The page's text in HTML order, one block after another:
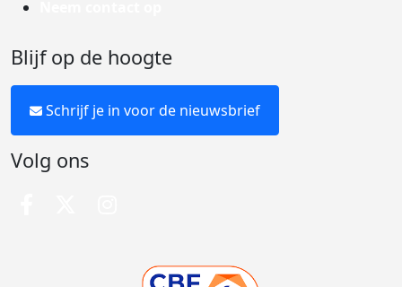
Blijf op de hoogte
Schrijf je in voor de nieuwsbrief
Volg ons